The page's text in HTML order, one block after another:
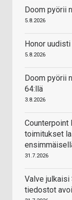
Doom pyörii
5.8.2026
Honor
5.8.2026
Doom pyörii
64:llä
3.8.2026
Counterpoint
toimitukset
31.7.2026
Valve julkaisi
tiedostot